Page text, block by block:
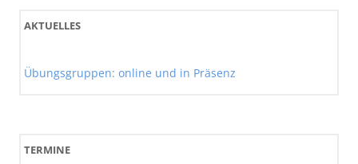
AKTUELLES
Übungsgruppen: online und in Präsenz
TERMINE